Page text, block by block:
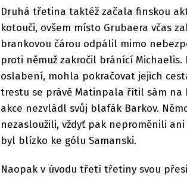
Druhá třetina taktéž začala finskou
kotouči, ovšem místo Grubaera včas
brankovou čárou odpálil mimo
proti němuž zakročil bránící
oslabení, mohla pokračovat jejich
trestu se právě Matinpala řítil sám na
akce nezvládl svůj blafák Barkov.
nezasloužili, vždyť pak neproměnili
byl blízko ke gólu Samanski.
Naopak v úvodu třetí třetiny svou